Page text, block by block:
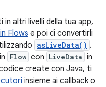
in altri livelli della tua app,
Flows e poi di convertirli
asLiveData() .
Flow con LiveData in
create con Java, ti
insieme ai callback o